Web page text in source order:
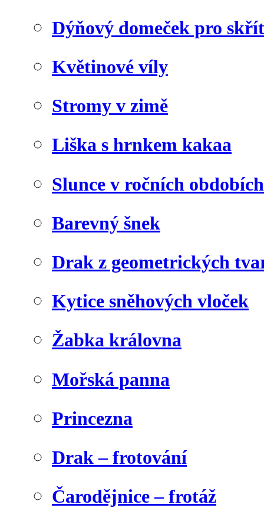
Dýňový domeček pro
Květinové víly
Stromy v zimě
Liška s hrnkem kakaa
Slunce v ročních obdobích
Barevný šnek
Drak z geometrických
Kytice sněhových vloček
Žabka královna
Mořská panna
Princezna
Drak – frotování
Čarodějnice – frotáž